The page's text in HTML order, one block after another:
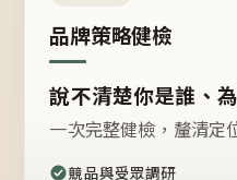
品牌策略健檢
說不清楚你是誰、
一次完整健檢，釐清定
競品與受眾調研